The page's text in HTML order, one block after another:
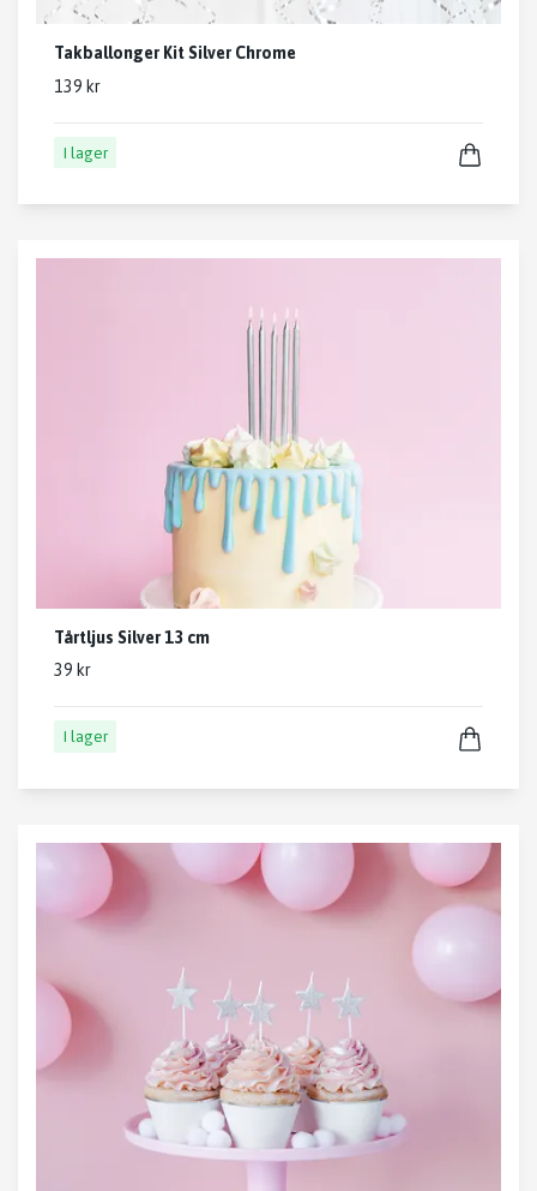
Takballonger Kit Silver Chrome
139 kr
I lager
Tårtljus Silver 13 cm
39 kr
I lager